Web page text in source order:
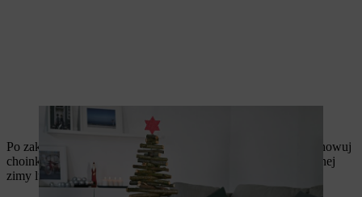
Piękna, przyciągająca wzrok dekoracja: choinka DIY.
Po zakończeniu okresu bożonarodzeniowego po prostu przechowuj
choinkę w suchym, dobrze wentylowanym miejscu do następnej
zimy lub zostaw ją tam, gdzie jest i